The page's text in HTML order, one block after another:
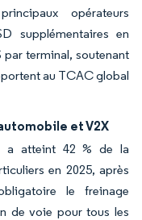
opérateurs
supplémentaires en
terminal, soutenant
au TCAC global
et V2X
a atteint 42 % de la
en 2025, après
le freinage
de voie pour tous les